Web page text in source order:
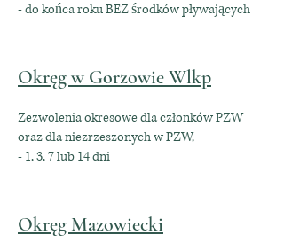
- do końca roku BEZ środków pływających
Okręg w Gorzowie Wlkp
Zezwolenia okresowe dla członków PZW
oraz dla niezrzeszonych w PZW,
- 1, 3, 7 lub 14 dni
Okręg Mazowiecki